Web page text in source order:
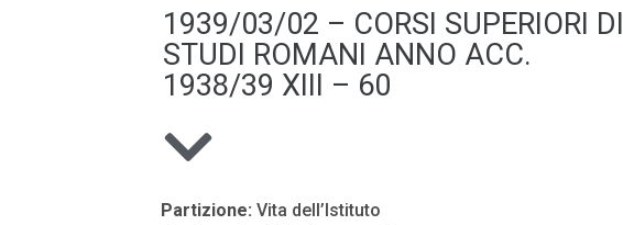
.LA "VITA DELL'ISTITUTO" ATTRAVERSO LE IMMAGINI
1939/03/02 – CORSI SUPERIORI DI
STUDI ROMANI ANNO ACC.
1938/39 XIII – 60
Partizione: Vita dell’Istituto